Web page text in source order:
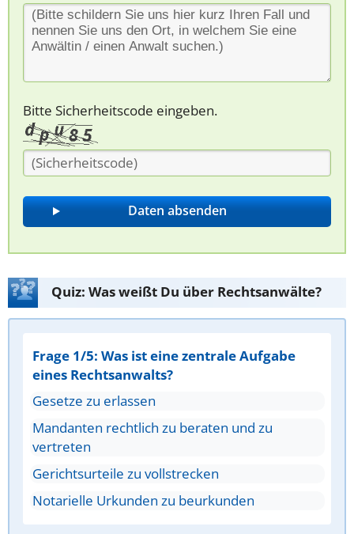
Bitte Sicherheitscode eingeben.
Quiz: Was weißt Du über Rechtsanwälte?
Frage 1/5: Was ist eine zentrale Aufgabe
eines Rechtsanwalts?
Gesetze zu erlassen
Mandanten rechtlich zu beraten und zu
vertreten
Gerichtsurteile zu vollstrecken
Notarielle Urkunden zu beurkunden